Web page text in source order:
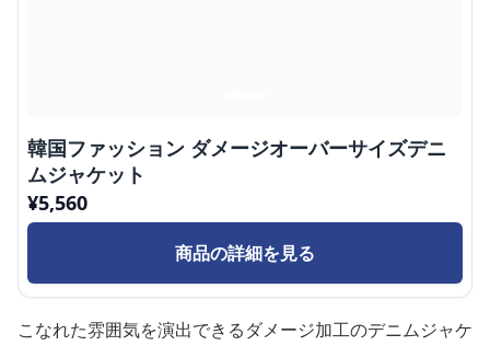
韓国ファッション ダメージオーバーサイズデニ
ムジャケット
¥5,560
商品の詳細を見る
こなれた雰囲気を演出できるダメージ加工のデニムジャケ